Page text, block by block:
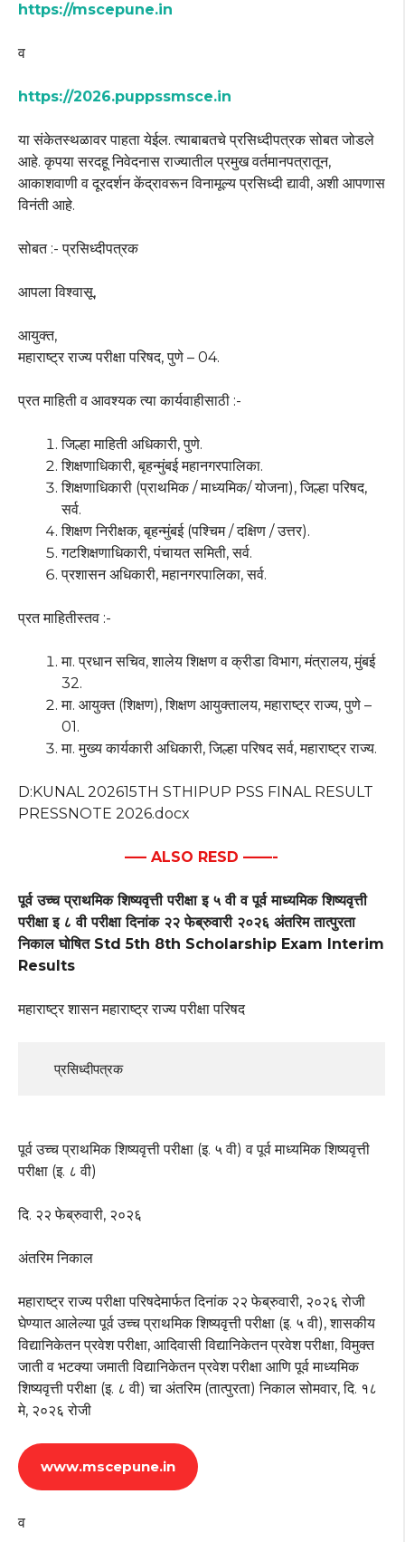
https://mscepune.in
व
https://2026.puppssmsce.in
या संकेतस्थळावर पाहता येईल. त्याबाबतचे प्रसिध्दीपत्रक सोबत जोडले
आहे. कृपया सरदहू निवेदनास राज्यातील प्रमुख वर्तमानपत्रातून,
आकाशवाणी व दूरदर्शन केंद्रावरून विनामूल्य प्रसिध्दी द्यावी, अशी आपणास
विनंती आहे.
सोबत :- प्रसिध्दीपत्रक
आपला विश्वासू,
आयुक्त,
महाराष्ट्र राज्य परीक्षा परिषद, पुणे – 04.
प्रत माहिती व आवश्यक त्या कार्यवाहीसाठी :-
जिल्हा माहिती अधिकारी, पुणे.
शिक्षणाधिकारी, बृहन्मुंबई महानगरपालिका.
शिक्षणाधिकारी (प्राथमिक / माध्यमिक/ योजना), जिल्हा परिषद,
सर्व.
शिक्षण निरीक्षक, बृहन्मुंबई (पश्चिम / दक्षिण / उत्तर).
गटशिक्षणाधिकारी, पंचायत समिती, सर्व.
प्रशासन अधिकारी, महानगरपालिका, सर्व.
प्रत माहितीस्तव :-
मा. प्रधान सचिव, शालेय शिक्षण व क्रीडा विभाग, मंत्रालय, मुंबई
32.
मा. आयुक्त (शिक्षण), शिक्षण आयुक्तालय, महाराष्ट्र राज्य, पुणे –
01.
मा. मुख्य कार्यकारी अधिकारी, जिल्हा परिषद सर्व, महाराष्ट्र राज्य.
D:KUNAL 202615TH STHIPUP PSS FINAL RESULT
PRESSNOTE 2026.docx
—– ALSO RESD ——-
पूर्व उच्च प्राथमिक शिष्यवृत्ती परीक्षा इ ५ वी व पूर्व माध्यमिक शिष्यवृत्ती
परीक्षा इ ८ वी परीक्षा दिनांक २२ फेब्रुवारी २०२६ अंतरिम तात्पुरता
निकाल घोषित Std 5th 8th Scholarship Exam Interim
Results
महाराष्ट्र शासन महाराष्ट्र राज्य परीक्षा परिषद
     प्रसिध्दीपत्रक
पूर्व उच्च प्राथमिक शिष्यवृत्ती परीक्षा (इ. ५ वी) व पूर्व माध्यमिक शिष्यवृत्ती
परीक्षा (इ. ८ वी)
दि. २२ फेब्रुवारी, २०२६
अंतरिम निकाल
महाराष्ट्र राज्य परीक्षा परिषदेमार्फत दिनांक २२ फेब्रुवारी, २०२६ रोजी
घेण्यात आलेल्या पूर्व उच्च प्राथमिक शिष्यवृत्ती परीक्षा (इ. ५ वी), शासकीय
विद्यानिकेतन प्रवेश परीक्षा, आदिवासी विद्यानिकेतन प्रवेश परीक्षा, विमुक्त
जाती व भटक्या जमाती विद्यानिकेतन प्रवेश परीक्षा आणि पूर्व माध्यमिक
शिष्यवृत्ती परीक्षा (इ. ८ वी) चा अंतरिम (तात्पुरता) निकाल सोमवार, दि. १८
मे, २०२६ रोजी
www.mscepune.in
व